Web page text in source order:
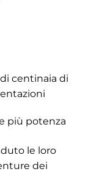
centinaia di
più potenza
le loro
dei